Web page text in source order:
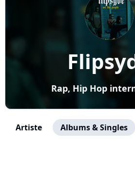
Rap, Hip Hop
Artiste Albums & Singles